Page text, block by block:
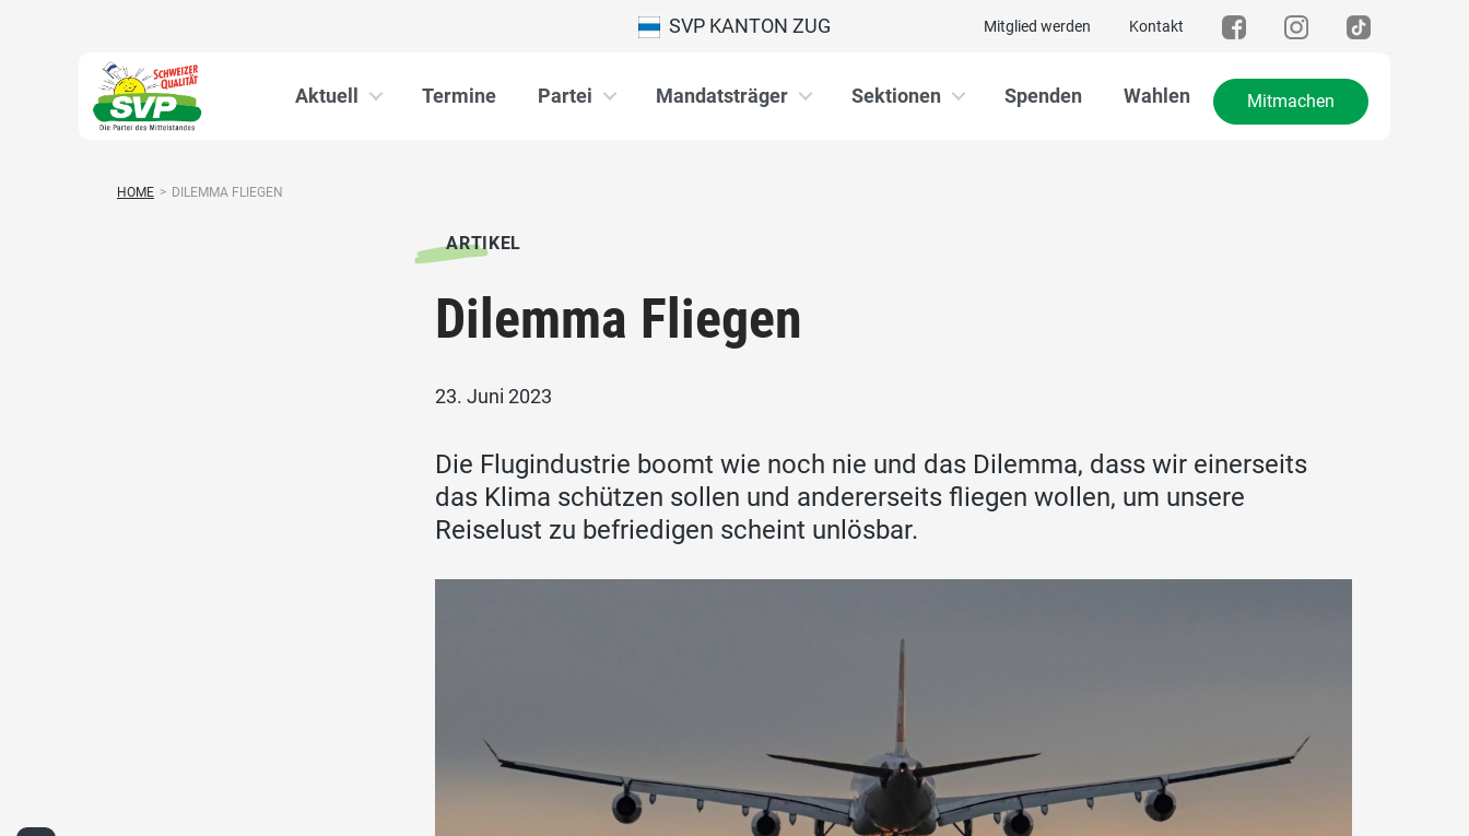
Mitglied werden Kontakt
SVP KANTON ZUG
Aktuell Termine Partei Mandatsträger Sektionen Spenden Wahlen Mitmachen
HOME > DILEMMA FLIEGEN
ARTIKEL
Dilemma Fliegen
23. Juni 2023
Die Flugindustrie boomt wie noch nie und das Dilemma, dass wir einerseits
das Klima schützen sollen und andererseits fliegen wollen, um unsere
Reiselust zu befriedigen scheint unlösbar.